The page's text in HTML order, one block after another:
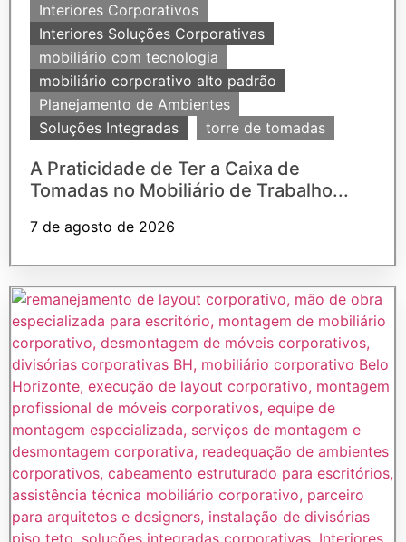
Interiores Corporativos
Interiores Soluções Corporativas
mobiliário com tecnologia
mobiliário corporativo alto padrão
Planejamento de Ambientes
Soluções Integradas
torre de tomadas
A Praticidade de Ter a Caixa de
Tomadas no Mobiliário de Trabalho...
7 de agosto de 2026